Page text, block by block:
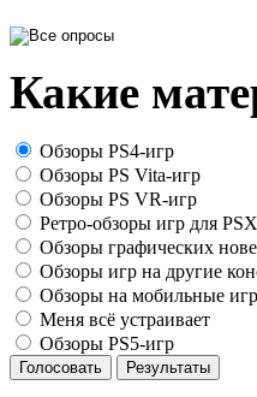
Какие
Обзоры PS4-игр
Обзоры PS Vita-игр
Обзоры PS VR-игр
Ретро-обзоры игр для
Обзоры графических
Обзоры игр на другие
Обзоры на мобильные
Меня всё устраивает
Обзоры PS5-игр
Голосовать Результаты